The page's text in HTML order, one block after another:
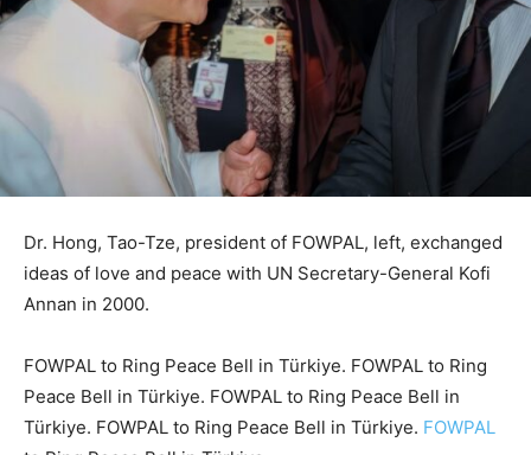
Dr. Hong, Tao-Tze, president of FOWPAL, left, exchanged
ideas of love and peace with UN Secretary-General Kofi
Annan in 2000.
FOWPAL to Ring Peace Bell in Türkiye. FOWPAL to Ring
Peace Bell in Türkiye. FOWPAL to Ring Peace Bell in
Türkiye. FOWPAL to Ring Peace Bell in Türkiye. FOWPAL